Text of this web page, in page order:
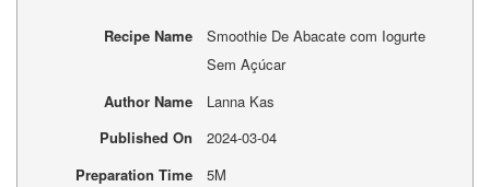
Recipe Name
Smoothie De Abacate com Iogurte
Sem Açúcar
Author Name
Lanna Kas
Published On
2024-03-04
Preparation Time
5M